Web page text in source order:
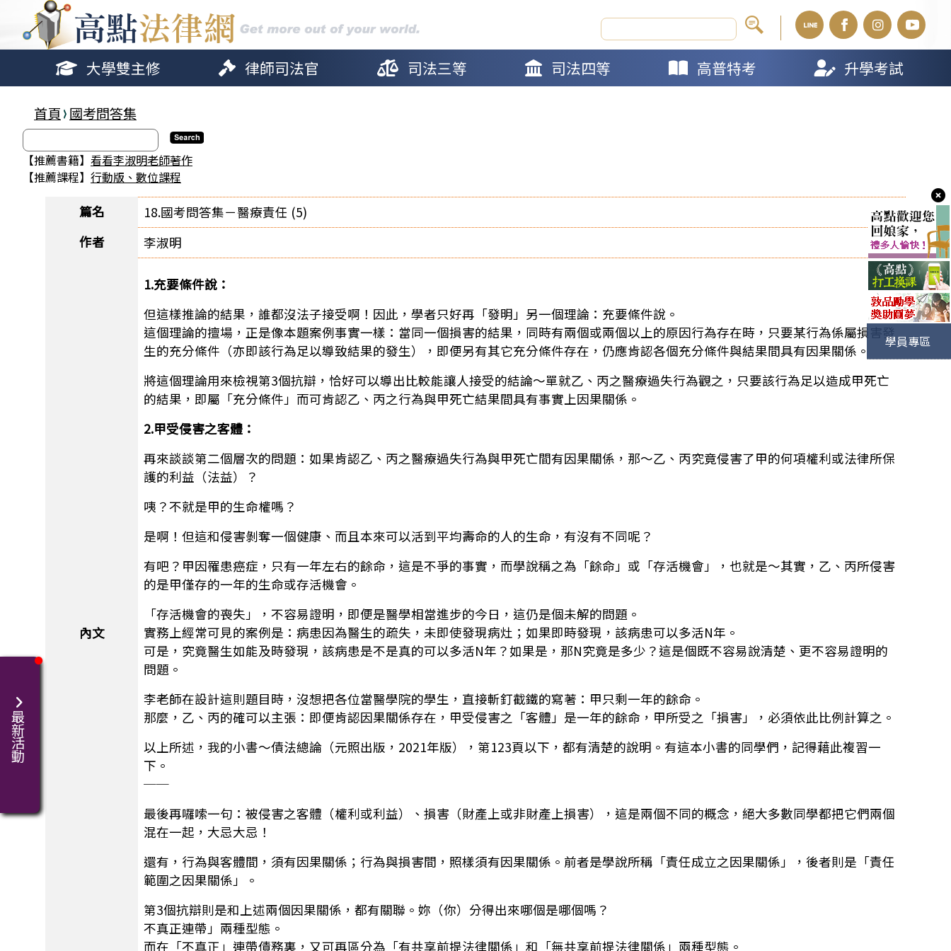
大學雙主修 律師司法官 司法三等 司法四等 高普特考 升學考試
首頁 國考問答集
【推薦書籍】 看看李淑明老師著作
【推薦課程】 行動版、數位課程
篇名
18.國考問答集－醫療責任 (5)
作者
李淑明
內文
1.充要條件說：
但這樣推論的結果，誰都沒法子接受啊！因此，學者只好再「發明」另一個理論：充要條件說。
這個理論的擅場，正是像本題案例事實一樣：當同一個損害的結果，同時有兩個或兩個以上的原因行為存在時，只要某行為係屬損害發
生的充分條件（亦即該行為足以導致結果的發生），即便另有其它充分條件存在，仍應肯認各個充分條件與結果間具有因果關係。
將這個理論用來檢視第3個抗辯，恰好可以導出比較能讓人接受的結論～單就乙、丙之醫療過失行為觀之，只要該行為足以造成甲死亡
的結果，即屬「充分條件」而可肯認乙、丙之行為與甲死亡結果間具有事實上因果關係。
2.甲受侵害之客體：
再來談談第二個層次的問題：如果肯認乙、丙之醫療過失行為與甲死亡間有因果關係，那～乙、丙究竟侵害了甲的何項權利或法律所保
護的利益（法益）？
咦？不就是甲的生命權嗎？
是啊！但這和侵害剝奪一個健康、而且本來可以活到平均壽命的人的生命，有沒有不同呢？
有吧？甲因罹患癌症，只有一年左右的餘命，這是不爭的事實，而學說稱之為「餘命」或「存活機會」，也就是～其實，乙、丙所侵害
的是甲僅存的一年的生命或存活機會。
「存活機會的喪失」，不容易證明，即便是醫學相當進步的今日，這仍是個未解的問題。
實務上經常可見的案例是：病患因為醫生的疏失，未即使發現病灶；如果即時發現，該病患可以多活N年。
可是，究竟醫生如能及時發現，該病患是不是真的可以多活N年？如果是，那N究竟是多少？這是個既不容易說清楚、更不容易證明的
問題。
李老師在設計這則題目時，沒想把各位當醫學院的學生，直接斬釘截鐵的寫著：甲只剩一年的餘命。
那麼，乙、丙的確可以主張：即便肯認因果關係存在，甲受侵害之「客體」是一年的餘命，甲所受之「損害」，必須依此比例計算之。
以上所述，我的小書～債法總論（元照出版，2021年版），第123頁以下，都有清楚的說明。有這本小書的同學們，記得藉此複習一
下。
──
最後再囉嗦一句：被侵害之客體（權利或利益）、損害（財產上或非財產上損害），這是兩個不同的概念，絕大多數同學都把它們兩個
混在一起，大忌大忌！
還有，行為與客體間，須有因果關係；行為與損害間，照樣須有因果關係。前者是學說所稱「責任成立之因果關係」，後者則是「責任
範圍之因果關係」。
第3個抗辯則是和上述兩個因果關係，都有關聯。妳（你）分得出來哪個是哪個嗎？
不真正連帶」兩種型態。
而在「不真正」連帶債務裏，又可再區分為「有共享前提法律關係」和「無共享前提法律關係」兩種型態。
學員專區
最新活動